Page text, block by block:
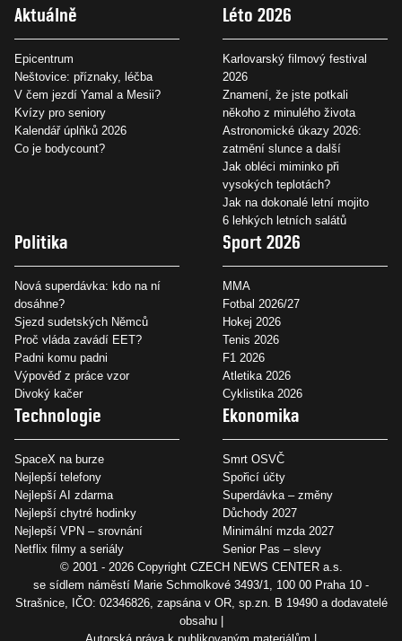
Aktuálně
Epicentrum
Neštovice: příznaky, léčba
V čem jezdí Yamal a Mesii?
Kvízy pro seniory
Kalendář úplňků 2026
Co je bodycount?
Léto 2026
Karlovarský filmový festival
2026
Znamení, že jste potkali
někoho z minulého života
Astronomické úkazy 2026:
zatmění slunce a další
Jak obléci miminko při
vysokých teplotách?
Jak na dokonalé letní mojito
6 lehkých letních salátů
Politika
Nová superdávka: kdo na ní
dosáhne?
Sjezd sudetských Němců
Proč vláda zavádí EET?
Padni komu padni
Výpověď z práce vzor
Divoký kačer
Sport 2026
MMA
Fotbal 2026/27
Hokej 2026
Tenis 2026
F1 2026
Atletika 2026
Cyklistika 2026
Technologie
SpaceX na burze
Nejlepší telefony
Nejlepší AI zdarma
Nejlepší chytré hodinky
Nejlepší VPN – srovnání
Netflix filmy a seriály
Ekonomika
Smrt OSVČ
Spořicí účty
Superdávka – změny
Důchody 2027
Minimální mzda 2027
Senior Pas – slevy
© 2001 - 2026 Copyright CZECH NEWS CENTER a.s.
se sídlem náměstí Marie Schmolkové 3493/1, 100 00 Praha 10 -
Strašnice, IČO: 02346826, zapsána v OR, sp.zn. B 19490 a dodavatelé
obsahu